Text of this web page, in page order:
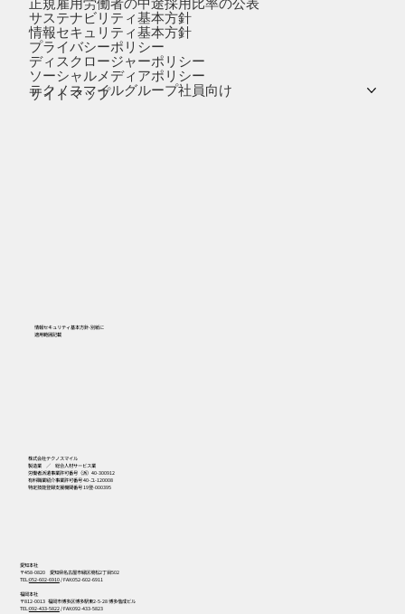
正規雇用労働者の中途採用比率の公表
サステナビリティ基本方針
情報セキュリティ基本方針
プライバシーポリシー
ディスクロージャーポリシー
ソーシャルメディアポリシー
テクノスマイルグループ社員向け
サイトマップ
情報セキュリティ基本方針-別紙に
​適用範囲記載
株式会社テクノスマイル
製造業 ／ 総合人材サービス業
労働者派遣事業許可番号（派）40-300912
有料職業紹介事業許可番号 40-ユ-120008
特定技能登録支援機関番号 19登-000395
愛知本社
〒458-0820 愛知県名古屋市緑区境松2丁目502
TEL:052-602-6910/ FAX:052-602-6911
福岡本社
〒812-0013 福岡市博多区博多駅東2-5-28 博多偕成ビル
TEL:092-433-5822/ FAX:092-433-5823